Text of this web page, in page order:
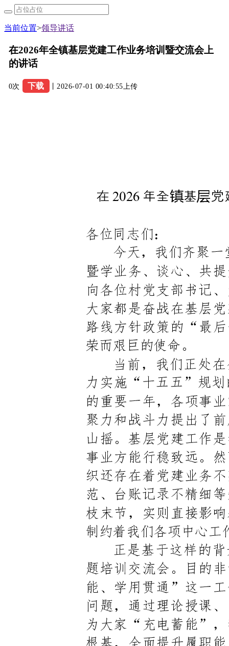
当前位置>领导讲话
在2026年全镇基层党建工作业务培训暨交流会上
的讲话
0次 下载 丨2026-07-01 00:40:55上传